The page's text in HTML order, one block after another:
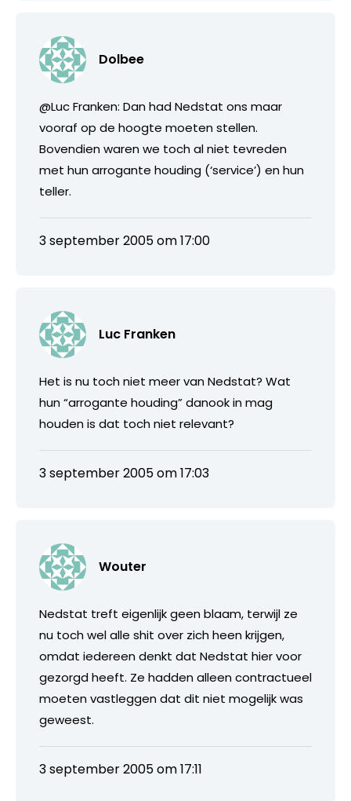
Dolbee
@Luc Franken: Dan had Nedstat ons maar
vooraf op de hoogte moeten stellen.
Bovendien waren we toch al niet tevreden
met hun arrogante houding (‘service’) en hun
teller.
3 september 2005 om 17:00
Luc Franken
Het is nu toch niet meer van Nedstat? Wat
hun “arrogante houding” danook in mag
houden is dat toch niet relevant?
3 september 2005 om 17:03
Wouter
Nedstat treft eigenlijk geen blaam, terwijl ze
nu toch wel alle shit over zich heen krijgen,
omdat iedereen denkt dat Nedstat hier voor
gezorgd heeft. Ze hadden alleen contractueel
moeten vastleggen dat dit niet mogelijk was
geweest.
3 september 2005 om 17:11